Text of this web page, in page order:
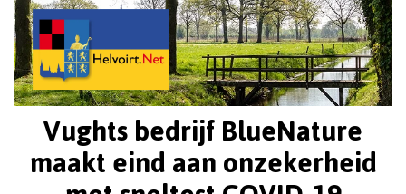
Vughts bedrijf BlueNature
maakt eind aan onzekerheid